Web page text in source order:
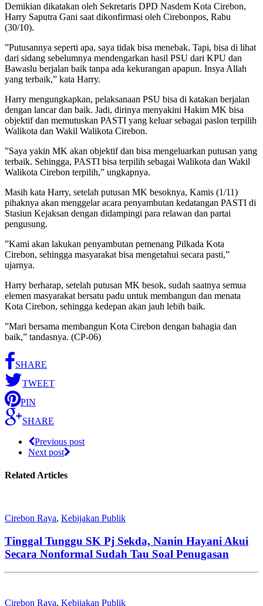
Demikian dikatakan oleh Sekretaris DPD Nasdem Kota Cirebon,
Harry Saputra Gani saat dikonfirmasi oleh Cirebonpos, Rabu
(30/10).
”Putusannya seperti apa, saya tidak bisa menebak. Tapi, bisa di lihat
dari sidang sebelumnya mendengarkan hasil PSU dari KPU dan
Bawaslu berjalan baik tanpa ada kekurangan apapun. Insya Allah
yang terbaik,” kata Harry.
Harry mengungkapkan, pelaksanaan PSU bisa di katakan berjalan
dengan lancar dan baik. Jadi, dirinya menyakini Hakim MK bisa
objektif dan memutuskan PASTI yang keluar sebagai paslon terpilih
Walikota dan Wakil Walikota Cirebon.
”Saya yakin MK akan objektif dan bisa mengeluarkan putusan yang
terbaik. Sehingga, PASTI bisa terpilih sebagai Walikota dan Wakil
Walikota Cirebon terpilih,” ungkapnya.
Masih kata Harry, setelah putusan MK besoknya, Kamis (1/11)
pihaknya akan menggelar acara penyambutan kedatangan PASTI di
Stasiun Kejaksan dengan didampingi para relawan dan partai
pengusung.
”Kami akan lakukan penyambutan pemenang Pilkada Kota
Cirebon, sehingga masyarakat bisa mengetahui secara pasti,”
ujarnya.
Harry berharap, setelah putusan MK besok, sudah saatnya semua
elemen masyarakat bersatu padu untuk membangun dan menata
Kota Cirebon, sehingga kedepan akan jauh lebih baik.
”Mari bersama membangun Kota Cirebon dengan bahagia dan
baik,” tandasnya. (CP-06)
SHARE
TWEET
PIN
SHARE
Previous post
Next post
Related Articles
Cirebon Raya, Kebijakan Publik
Tinggal Tunggu SK Pj Sekda, Nanin Hayani Akui
Secara Nonformal Sudah Tau Soal Penugasan
Cirebon Raya, Kebijakan Publik